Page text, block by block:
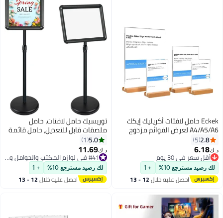
Eckek حامل لافتات أكريليك إيكك
A4/A5/A6 لعرض القوائم مزدوج
قاعدة خشبية لحامل لافتات 2.8
5
6.18
أقل سعر في 30 يوم
أقل سعر في 30 يوم
رصيد مسترجع 10% + 1
احصل عليه خلال 12 - 13
توريسيك حامل لافتات، حامل
ملصقات قابل للتعديل، حامل قائمة
من الألومنيوم بإطار قابل للانزلاق مع
زاوية أمان، حاملات عرض أرضية
قابلة للاستبدال للإعلانات، عمودية
وأفقية
5.0
1
11.69
#41 في لوازم المكتب والحوامل والموزعات
#41 في لوازم المكتب والحوامل والموزعات لك رصيد مسترجع 10% + 1
احصل عليه خلال 12 - 13